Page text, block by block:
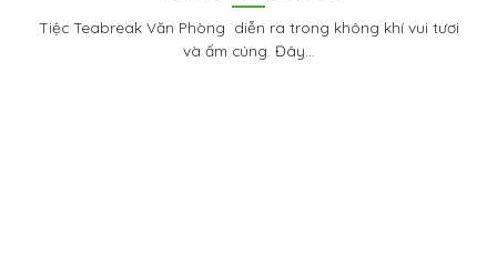
Tiệc Teabreak Văn Phòng diễn ra trong không khí vui tươi
và ấm cúng. Đây...